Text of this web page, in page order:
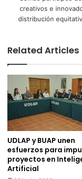
creativos e
distribución
Related Articles
UDLAP y BUAP unen
esfuerzos para
proyectos en
Artificial